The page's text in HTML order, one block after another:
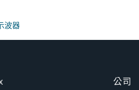
波器
公司